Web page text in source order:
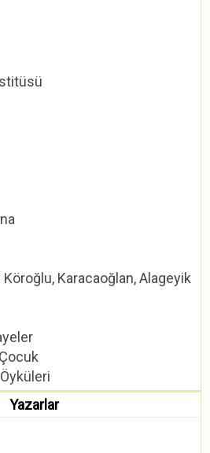
Karacaoğlan, Alageyik
Yazarlar